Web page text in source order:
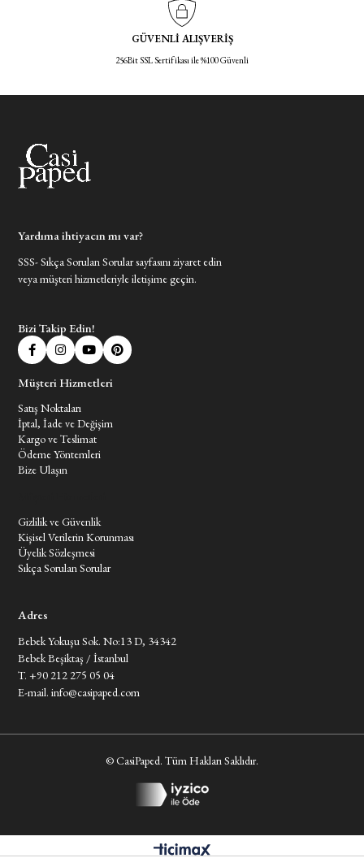
GÜVENLİ ALIŞVERİŞ
256Bit SSL Sertifikası ile %100 Güvenli
Yardıma ihtiyacın mı var?
SSS- Sıkça Sorulan Sorular sayfasını ziyaret edin
veya müşteri hizmetleriyle iletişime geçin.
Bizi Takip Edin!
Müşteri Hizmetleri
Satış Noktaları
İptal, İade ve Değişim
Kargo ve Teslimat
Ödeme Yöntemleri
Bize Ulaşın
Gizlilik ve Güvenlik
Kişisel Verilerin Korunması
Üyelik Sözleşmesi
Sıkça Sorulan Sorular
Adres
Bebek Yokuşu Sok. No:13 D, 34342
Bebek Beşiktaş / İstanbul
T. +90 212 275 05 04
E-mail.info@casipaped.com
© CasiPaped. Tüm Hakları Saklıdır.